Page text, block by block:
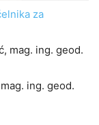
za
mag. ing. geod.
ing. geod.